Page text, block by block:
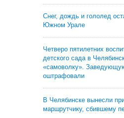
Снег, дождь и гололед
Южном Урале
Четверо пятилетних
детского сада в
«самоволку».
оштрафовали
В Челябинске вынесли
маршрутчику, сбившему